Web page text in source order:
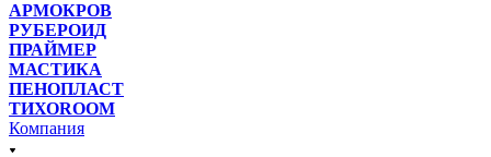
АРМОКРОВ
РУБЕРОИД
ПРАЙМЕР
МАСТИКА
ПЕНОПЛАСТ
ТИХОROOM
Компания